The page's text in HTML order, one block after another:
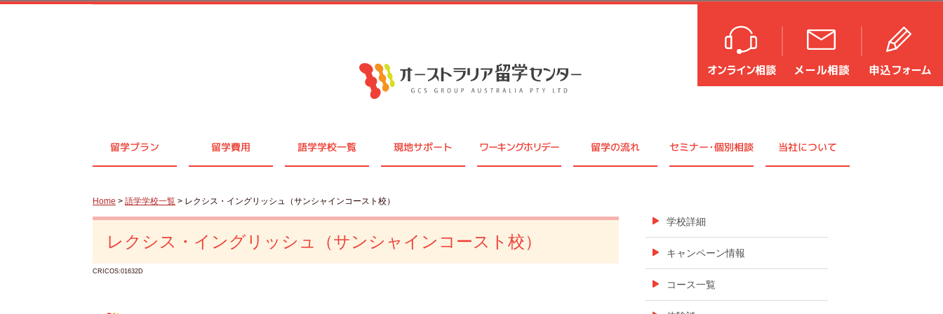
留学プラン 留学費用 語学学校一覧 現地サポート ワーキングホリデー 留学の流れ セミナー・個別相談 当社について
Home > 語学学校一覧 > レクシス・イングリッシュ（サンシャインコースト校）
レクシス・イングリッシュ（サンシャインコースト校）
CRICOS:01632D
学校詳細
キャンペーン情報
コース一覧